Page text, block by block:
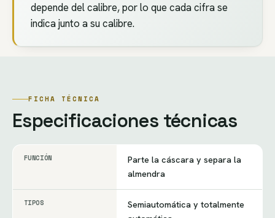
depende del calibre, por lo que cada cifra se
indica junto a su calibre.
FICHA TÉCNICA
Especificaciones técnicas
FUNCIÓN
Parte la cáscara y separa la
almendra
TIPOS
Semiautomática y totalmente